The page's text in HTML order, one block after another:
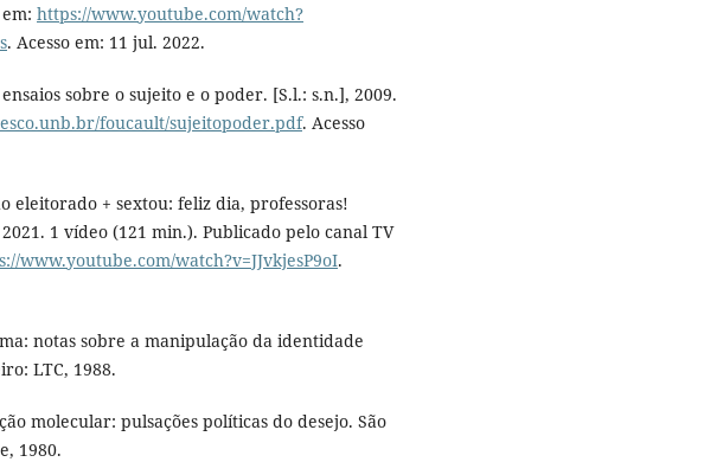
https://www.youtube.com/watch?
. Acesso em: 11 jul. 2022.
sobre o sujeito e o poder. [S.l.: s.n.], 2009.
foucault/sujeitopoder.pdf. Acesso
eleitorado + sextou: feliz dia, professoras!
1 vídeo (121 min.). Publicado pelo canal TV
www.youtube.com/watch?v=JJvkjesP9oI.
notas sobre a manipulação da identidade
LTC, 1988.
molecular: pulsações políticas do desejo. São
1980.